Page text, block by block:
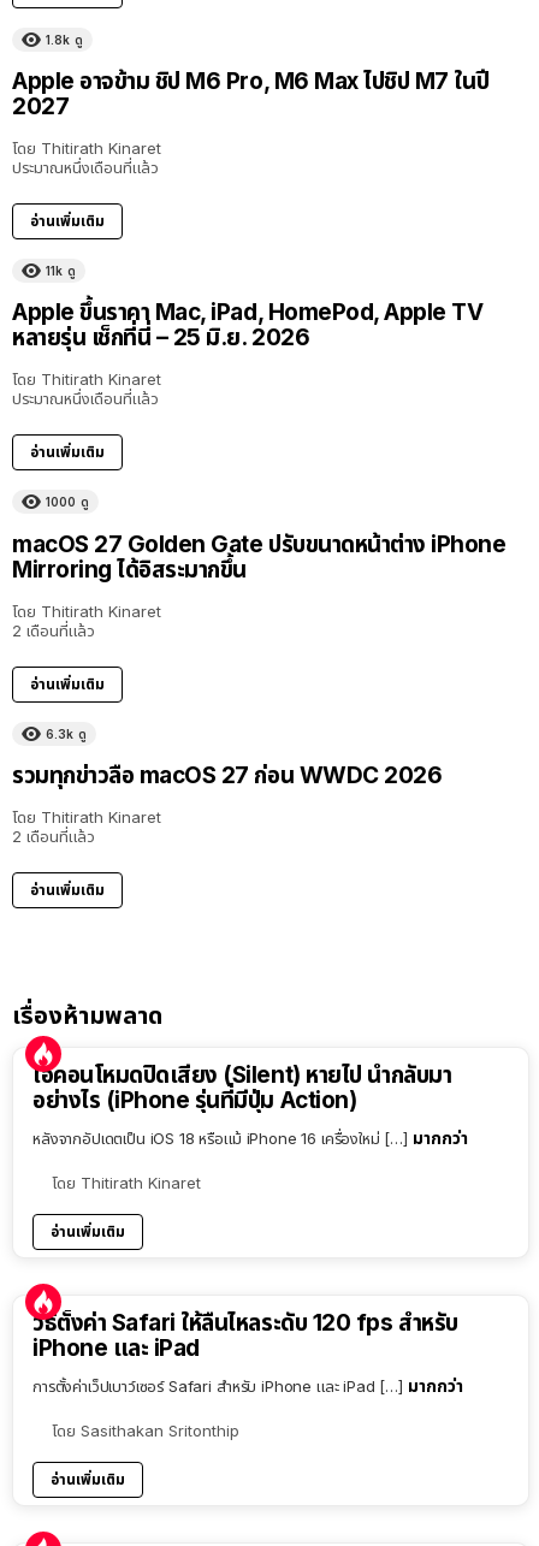
1.8k ดู
Apple อาจข้าม ชิป M6 Pro, M6 Max ไปชิป M7 ในปี
2027
โดย Thitirath Kinaret
ประมาณหนึ่งเดือนที่แล้ว
อ่านเพิ่มเติม
11k ดู
Apple ขึ้นราคา Mac, iPad, HomePod, Apple TV
หลายรุ่น เช็กที่นี่ – 25 มิ.ย. 2026
โดย Thitirath Kinaret
ประมาณหนึ่งเดือนที่แล้ว
อ่านเพิ่มเติม
1000 ดู
macOS 27 Golden Gate ปรับขนาดหน้าต่าง iPhone
Mirroring ได้อิสระมากขึ้น
โดย Thitirath Kinaret
2 เดือนที่แล้ว
อ่านเพิ่มเติม
6.3k ดู
รวมทุกข่าวลือ macOS 27 ก่อน WWDC 2026
โดย Thitirath Kinaret
2 เดือนที่แล้ว
อ่านเพิ่มเติม
เรื่องห้ามพลาด
ไอคอนโหมดปิดเสียง (Silent) หายไป นำกลับมา
อย่างไร (iPhone รุ่นที่มีปุ่ม Action)
หลังจากอัปเดตเป็น iOS 18 หรือแม้ iPhone 16 เครื่องใหม่ […] มากกว่า
โดย Thitirath Kinaret
อ่านเพิ่มเติม
วิธีตั้งค่า Safari ให้ลื่นไหลระดับ 120 fps สำหรับ
iPhone และ iPad
การตั้งค่าเว็ปเบาว์เซอร์ Safari สำหรับ iPhone และ iPad […] มากกว่า
โดย Sasithakan Sritonthip
อ่านเพิ่มเติม